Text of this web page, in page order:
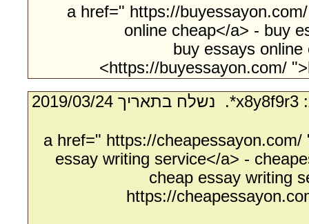
<a href=" https://
online cheap</a> - buy
buy essays
https://buyessayon.com/
- מאת:‏ x8y8f9r3*. ‏ נשלח בתאריך ‏24/‏03/‏2019
<a href=" https://
essay writing service</a> -
cheap essay writing
https://